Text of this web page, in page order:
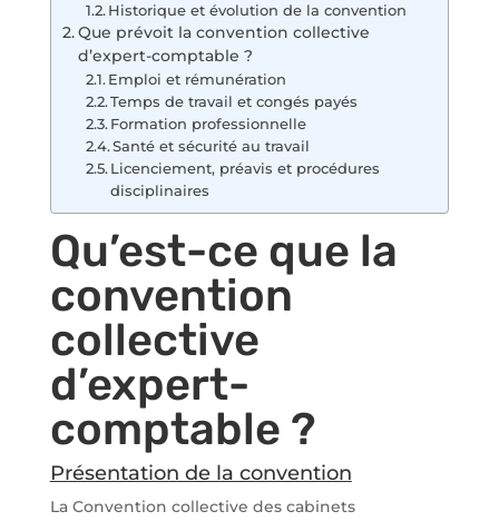
Historique et évolution de la convention
Que prévoit la convention collective
d’expert-comptable ?
Emploi et rémunération
Temps de travail et congés payés
Formation professionnelle
Santé et sécurité au travail
Licenciement, préavis et procédures
disciplinaires
Qu’est-ce que la
convention
collective
d’expert-
comptable ?
Présentation de la convention
La Convention collective des cabinets